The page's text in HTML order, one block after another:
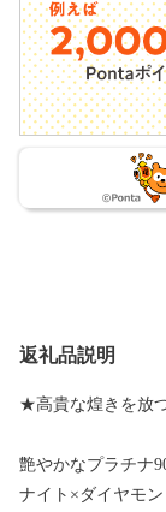
返礼品説明
★高貴な煌きを放
艶やかなプラチナ
ナイト×ダイヤモン